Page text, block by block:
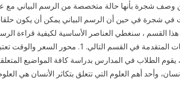
وصف شجرة بأنها حالة متخصصة من الرسم البياني مع
في شجرة في حين أن الرسم البياني يمكن أن يكون
القسم ، سنغطي العناصر الأساسية لكيفية قراءة
للتداول، قبل الانتقال إلى قراءة المخططات المتقدمة في القسم التالي. 1.
يقوم الطلاب في المدارس بدراسة كافة المواضيع
وأحد أهم العلوم التي تتعلق بتكاثر الأنسان هي